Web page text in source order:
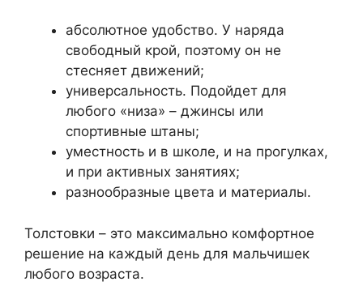
абсолютное удобство. У наряда
свободный крой, поэтому он не
стесняет движений;
универсальность. Подойдет для
любого «низа» – джинсы или
спортивные штаны;
уместность и в школе, и на прогулках,
и при активных занятиях;
разнообразные цвета и материалы.
Толстовки – это максимально комфортное
решение на каждый день для мальчишек
любого возраста.